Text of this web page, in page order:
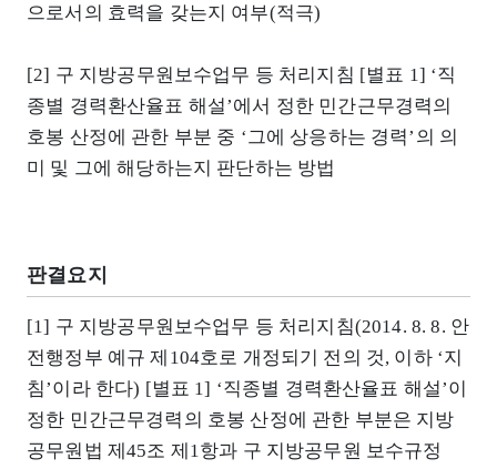
으로서의 효력을 갖는지 여부(적극)
[2] 구 지방공무원보수업무 등 처리지침 [별표 1] ‘직
종별 경력환산율표 해설’에서 정한 민간근무경력의
호봉 산정에 관한 부분 중 ‘그에 상응하는 경력’의 의
미 및 그에 해당하는지 판단하는 방법
판결요지
[1] 구 지방공무원보수업무 등 처리지침(2014. 8. 8. 안
전행정부 예규 제104호로 개정되기 전의 것, 이하 ‘지
침’이라 한다) [별표 1] ‘직종별 경력환산율표 해설’이
정한 민간근무경력의 호봉 산정에 관한 부분은 지방
공무원법 제45조 제1항과 구 지방공무원 보수규정